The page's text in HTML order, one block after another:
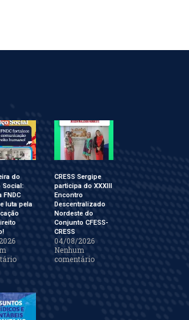
do
Social:
FNDC
luta pela
CRESS Sergipe
participa do XXXIII
Encontro
Descentralizado
Nordeste do
Conjunto CFESS-
CRESS
04/08/2026
Nenhum
comentário